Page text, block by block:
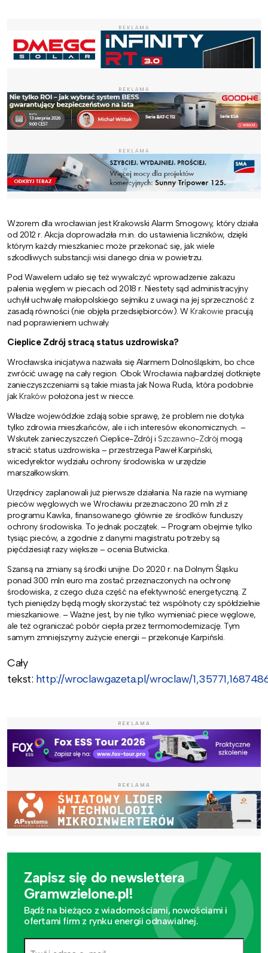
REKLAMA
REKLAMA
REKLAMA
Wzorem dla wrocławian jest Krakowski Alarm Smogowy, który działa
od 2012 r. Akcja doprowadziła m.in. do ustawienia liczników, dzięki
którym każdy mieszkaniec może przekonać się, jak wiele
szkodliwych substancji wisi danego dnia w powietrzu.
Pod Wawelem udało się też wywalczyć wprowadzenie zakazu
palenia węglem w piecach od 2018 r. Niestety sąd administracyjny
uchylił uchwałę małopolskiego sejmiku z uwagi na jej sprzeczność z
zasadą równości (nie objęła przedsiębiorców). WKrakowie pracują
nad poprawieniem uchwały.
Cieplice Zdrój stracą status uzdrowiska?
Wrocławska inicjatywa nazwała się Alarmem Dolnośląskim, bo chce
zwrócić uwagę na cały region. Obok Wrocławia najbardziej dotknięte
zanieczyszczeniami są takie miasta jak Nowa Ruda, która podobnie
jakKraków położona jest w niecce.
Władze wojewódzkie zdają sobie sprawę, że problem nie dotyka
tylko zdrowia mieszkańców, ale i ich interesów ekonomicznych. –
Wskutek zanieczyszczeń Cieplice-Zdrój iSzczawno-Zdrójmogą
stracić status uzdrowiska – przestrzega Paweł Karpiński,
wicedyrektor wydziału ochrony środowiska w urzędzie
marszałkowskim.
Urzędnicy zaplanowali już pierwsze działania. Na razie na wymianę
pieców węglowych we Wrocławiu przeznaczono 20 mln zł z
programu Kawka, finansowanego głównie ze środków funduszy
ochrony środowiska. To jednak początek. – Program obejmie tylko
tysiąc pieców, a zgodnie z danymi magistratu potrzeby są
pięćdziesiąt razy większe – ocenia Butwicka.
Szansą na zmiany są środki unijne. Do 2020 r. na Dolnym Śląsku
ponad 300 mln euro ma zostać przeznaczonych na ochronę
środowiska, z czego duża część na efektywność energetyczną. Z
tych pieniędzy będą mogły skorzystać też wspólnoty czy spółdzielnie
mieszkaniowe. – Ważne jest, by nie tylko wymieniać piece węglowe,
ale też ograniczać pobór ciepła przez termomodernizację. Tym
samym zmniejszymy zużycie energii – przekonuje Karpiński.
Cały
tekst: http://wroclaw.gazeta.pl/wroclaw/
REKLAMA
REKLAMA
Zapisz się do newslettera
Gramwzielone.pl!
Bądź na bieżąco z wiadomościami, nowościami i
ofertami firm z rynku energii odnawialnej.